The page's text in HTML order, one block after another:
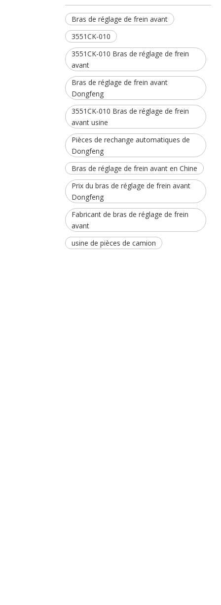
Bras de réglage de frein avant
3551CK-010
3551CK-010 Bras de réglage de frein
avant
Bras de réglage de frein avant
Dongfeng
3551CK-010 Bras de réglage de frein
avant usine
Pièces de rechange automatiques de
Dongfeng
Bras de réglage de frein avant en Chine
Prix ​​​​du bras de réglage de frein avant
Dongfeng
Fabricant de bras de réglage de frein
avant
usine de pièces de camion